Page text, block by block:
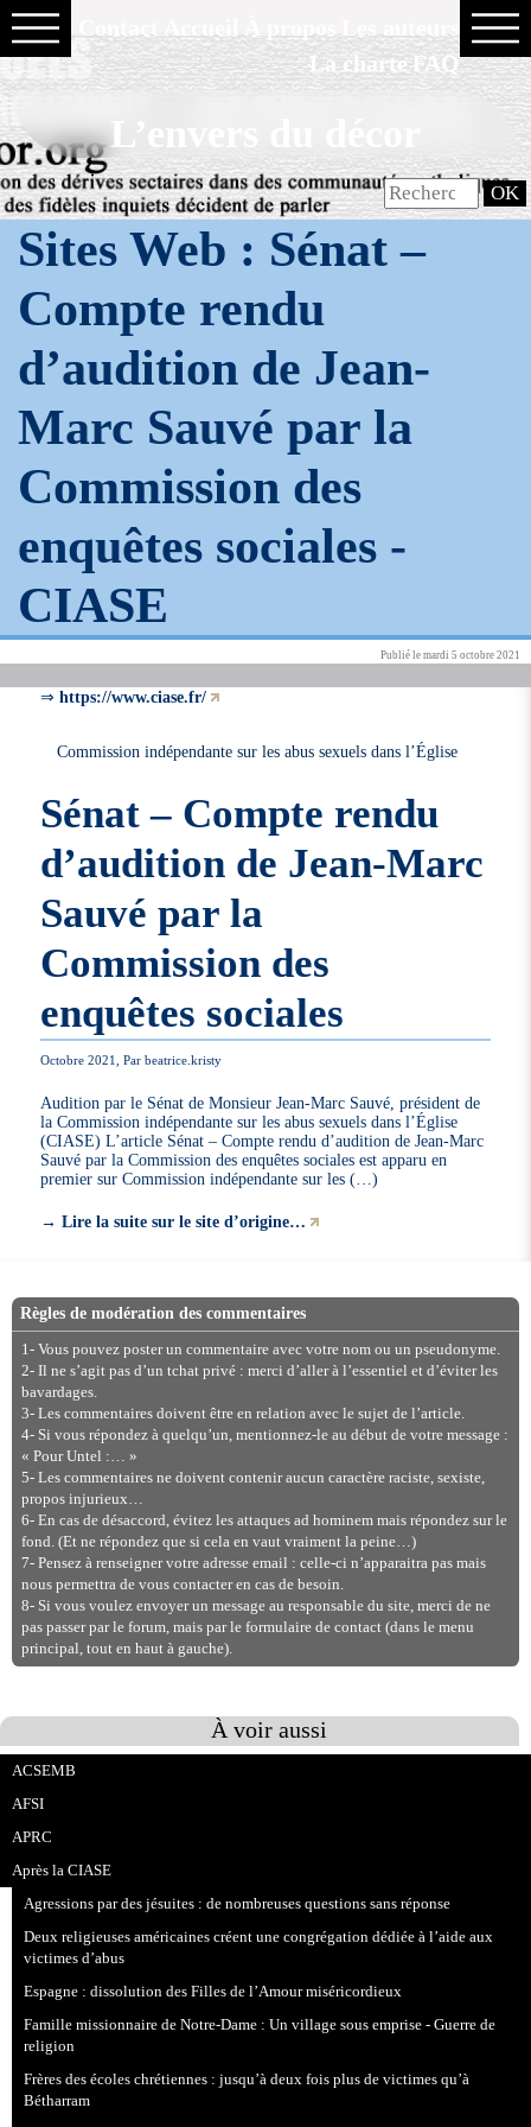
La charte FAQ
L’envers du décor
Sites Web : Sénat –
Compte rendu
d’audition de Jean-
Marc Sauvé par la
Commission des
enquêtes sociales -
CIASE
Publié le mardi 5 octobre 2021
⇒https://www.ciase.fr/
Commission indépendante sur les abus sexuels dans l’Église
Sénat – Compte rendu
d’audition de Jean-Marc
Sauvé par la
Commission des
enquêtes sociales
Octobre 2021, Par beatrice.kristy
Audition par le Sénat de Monsieur Jean-Marc Sauvé, président de
la Commission indépendante sur les abus sexuels dans l’Église
(CIASE) L’article Sénat – Compte rendu d’audition de Jean-Marc
Sauvé par la Commission des enquêtes sociales est apparu en
premier sur Commission indépendante sur les (…)
→Lire la suite sur le site d’origine…
Règles de modération des commentaires
1- Vous pouvez poster un commentaire avec votre nom ou un pseudonyme.
2- Il ne s’agit pas d’un tchat privé : merci d’aller à l’essentiel et d’éviter les
bavardages.
3- Les commentaires doivent être en relation avec le sujet de l’article.
4- Si vous répondez à quelqu’un, mentionnez-le au début de votre message :
« Pour Untel :… »
5- Les commentaires ne doivent contenir aucun caractère raciste, sexiste,
propos injurieux…
6- En cas de désaccord, évitez les attaques ad hominem mais répondez sur le
fond. (Et ne répondez que si cela en vaut vraiment la peine…)
7- Pensez à renseigner votre adresse email : celle-ci n’apparaitra pas mais
nous permettra de vous contacter en cas de besoin.
8- Si vous voulez envoyer un message au responsable du site, merci de ne
pas passer par le forum, mais par le formulaire de contact (dans le menu
principal, tout en haut à gauche).
À voir aussi
ACSEMB
AFSI
APRC
Après la CIASE
Agressions par des jésuites : de nombreuses questions sans réponse
Deux religieuses américaines créent une congrégation dédiée à l’aide aux
victimes d’abus
Espagne : dissolution des Filles de l’Amour miséricordieux
Famille missionnaire de Notre-Dame : Un village sous emprise - Guerre de
religion
Frères des écoles chrétiennes : jusqu’à deux fois plus de victimes qu’à
Bétharram